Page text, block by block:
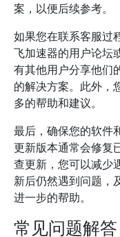
案，以便后续参考。
如果您在联系客服过
飞加速器的用户论坛
有其他用户分享他们
的解决方案。此外，
多的帮助和建议。
最后，确保您的软件
更新版本通常会修复
查更新，您可以减少
新后仍然遇到问题，
进一步的帮助。
常见问题解答